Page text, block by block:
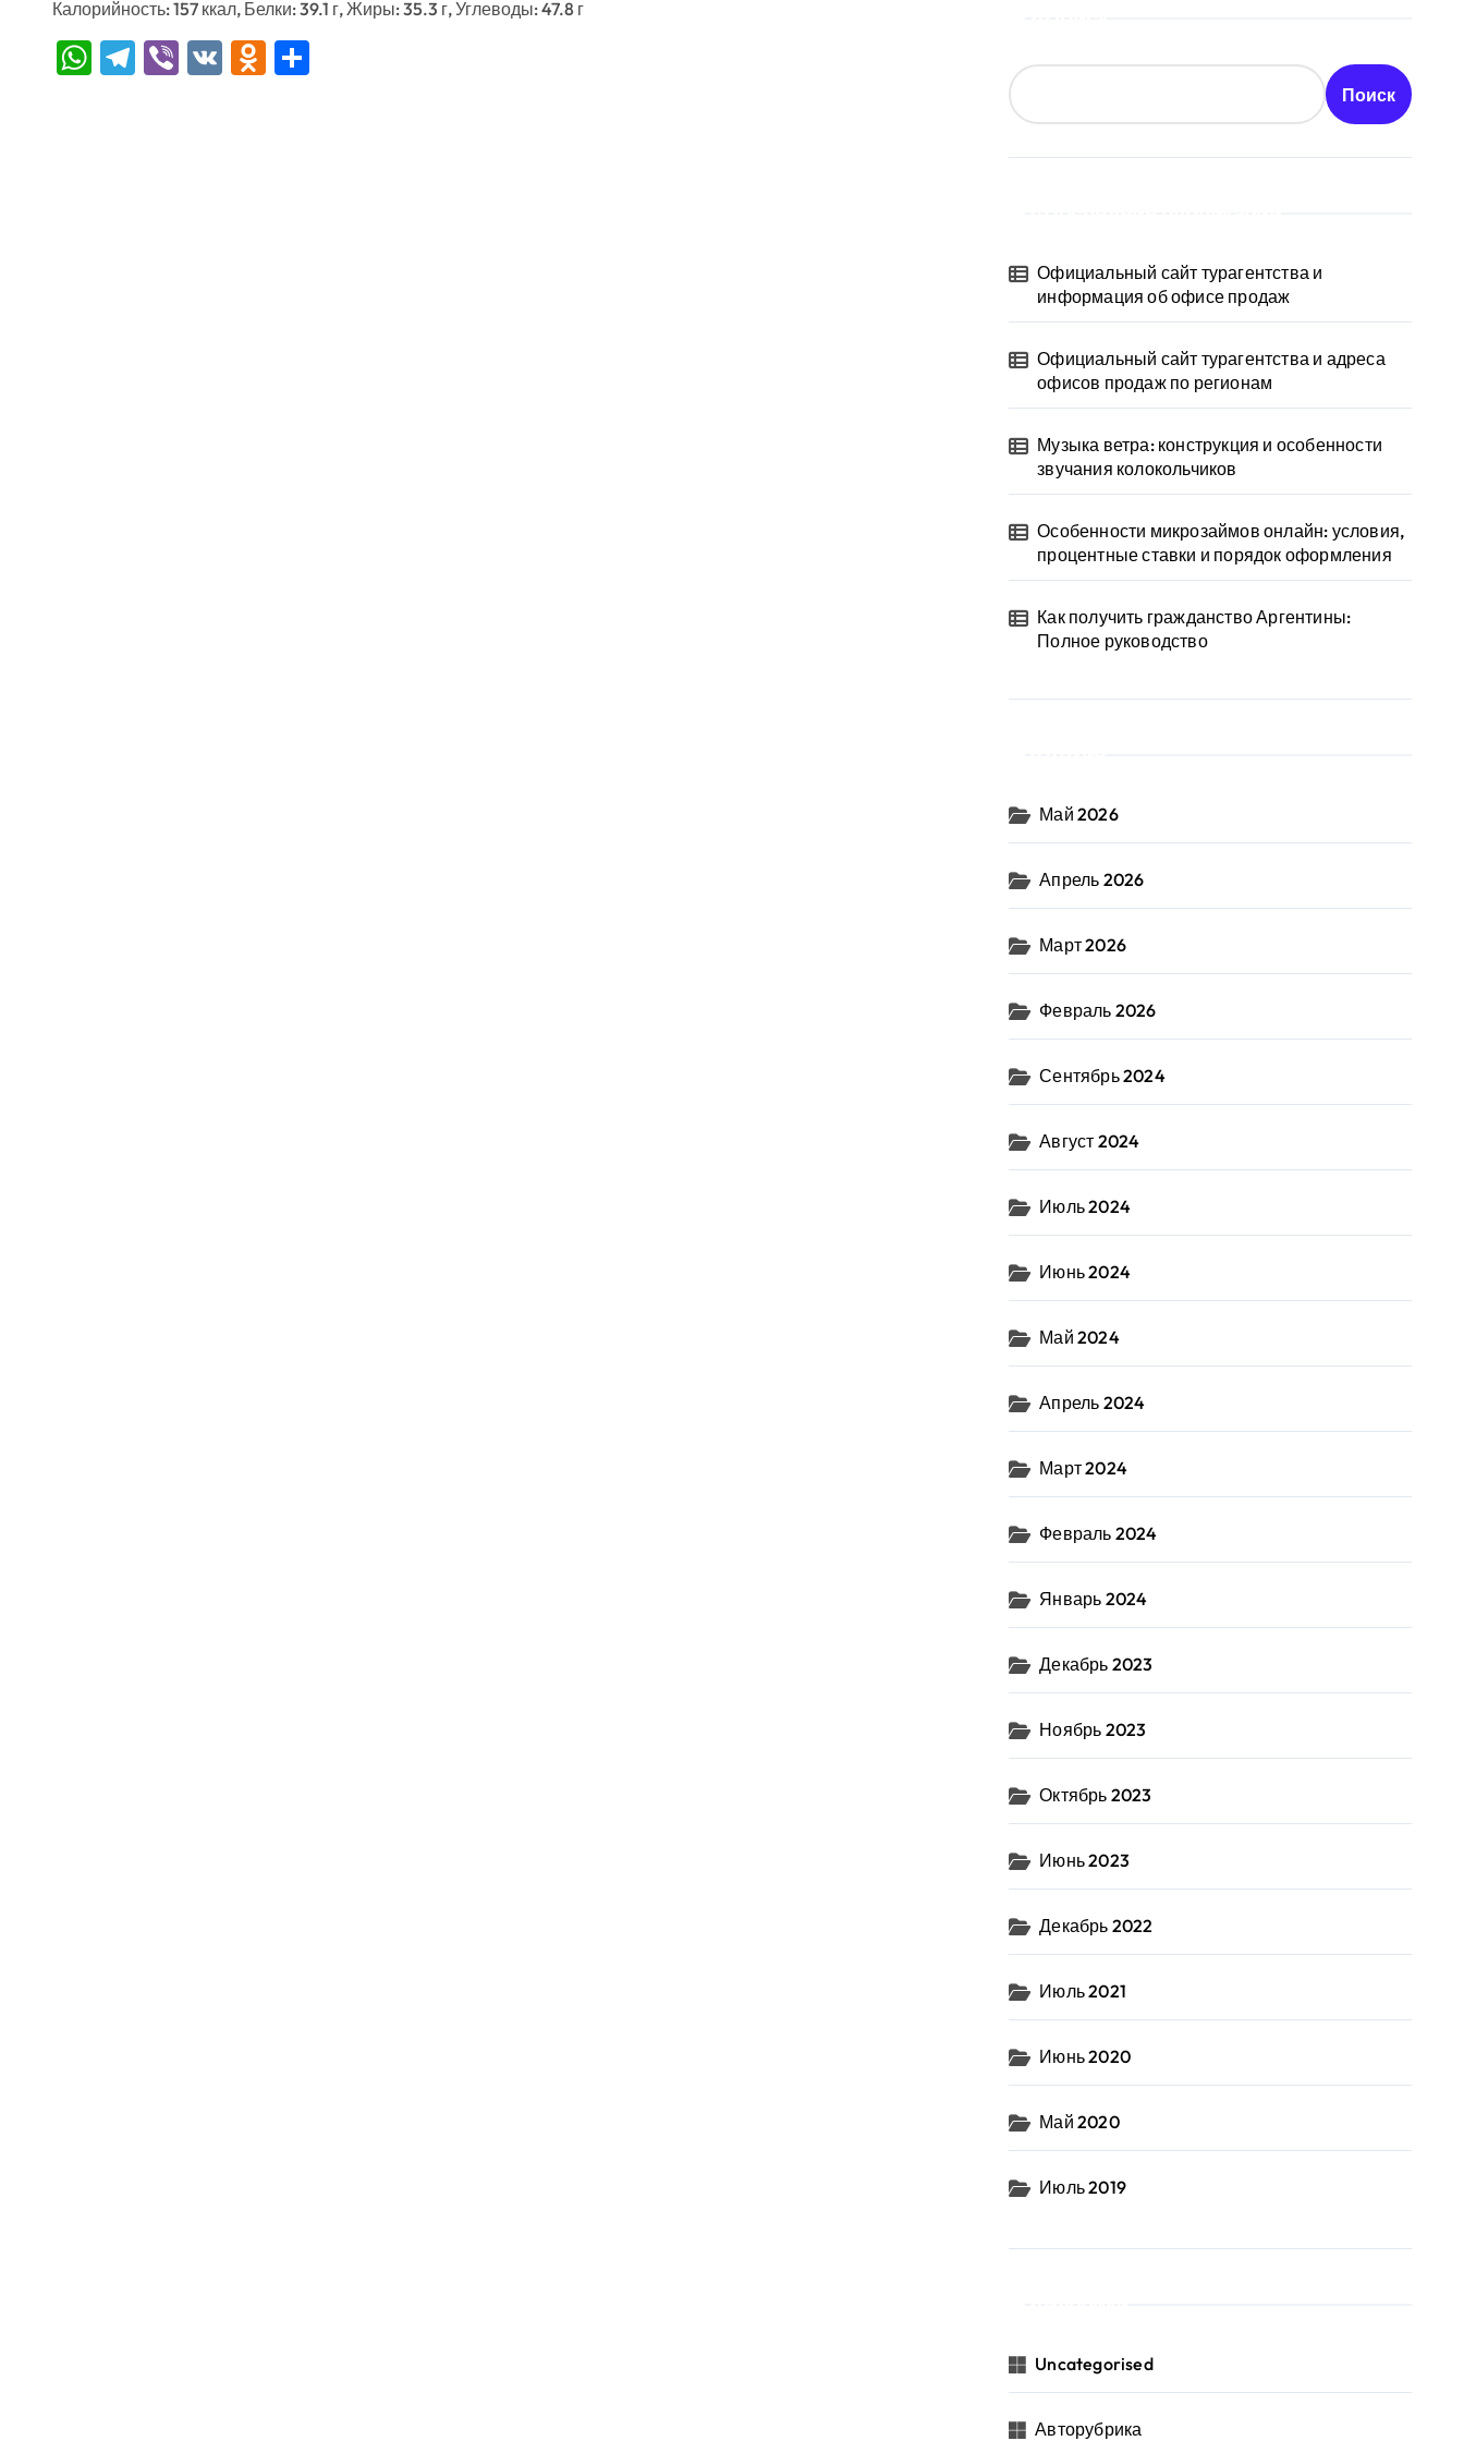
Калорийность: 157 ккал, Белки: 39.1 г, Жиры: 35.3 г, Углеводы: 47.8 г
WhatsApp
Telegram
Viber
VK Odnoklassniki
Поиск
Официальный сайт турагентства и
информация об офисе продаж
Официальный сайт турагентства и адреса
офисов продаж по регионам
Музыка ветра: конструкция и особенности
звучания колокольчиков
Особенности микрозаймов онлайн: условия,
процентные ставки и порядок оформления
Как получить гражданство Аргентины:
Полное руководство
Май 2026
Апрель 2026
Март 2026
Февраль 2026
Сентябрь 2024
Август 2024
Июль 2024
Июнь 2024
Май 2024
Апрель 2024
Март 2024
Февраль 2024
Январь 2024
Декабрь 2023
Ноябрь 2023
Октябрь 2023
Июнь 2023
Декабрь 2022
Июль 2021
Июнь 2020
Май 2020
Июль 2019
Uncategorised
Авторубрика